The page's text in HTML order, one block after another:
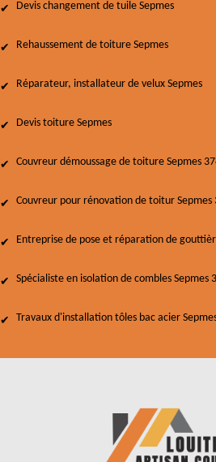
Devis changement de tuile Sepmes
Rehaussement de toiture Sepmes
Réparateur, installateur de velux Sepmes
Devis toiture Sepmes
Couvreur démoussage de toiture Sepmes
Couvreur pour rénovation de toitur Sepmes
Entreprise de pose et réparation de
Spécialiste en isolation de combles Sepmes
Travaux d'installation tôles bac acier